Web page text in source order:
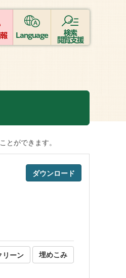
Language
検索
閲覧支援
ができます。
ダウンロード
リーン 埋めこみ